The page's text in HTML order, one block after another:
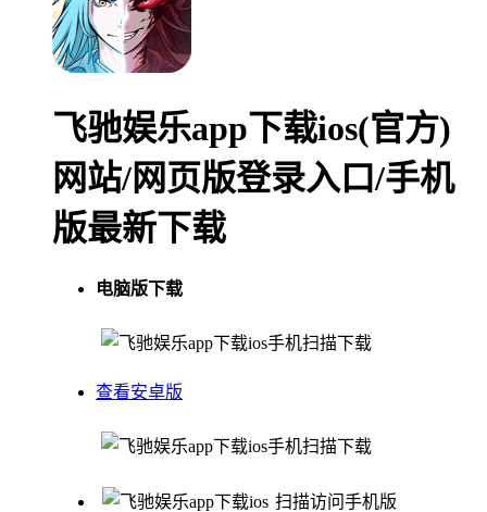
飞驰娱乐app下载ios(官方)
网站/网页版登录入口/手机
版最新下载
电脑版下载
手机扫描下载
查看安卓版
手机扫描下载
扫描访问手机版